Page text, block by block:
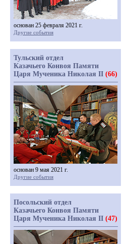
основан 25 февраля 2021 г.
Другие события
Тульский отдел
Казачьего Конвоя Памяти
Царя Мученика Николая II (66)
основан 9 мая 2021 г.
Другие события
Посольский отдел
Казачьего Конвоя Памяти
Царя Мученика Николая II (47)